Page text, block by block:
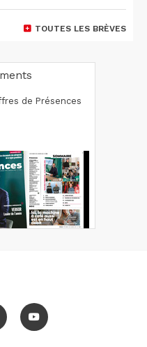
TOUTES LES BRÈVES
de Présences